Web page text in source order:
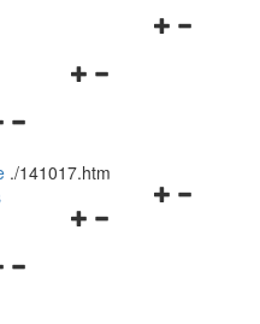
Navigationsmenü
./141017.htm
Navigationsmenü